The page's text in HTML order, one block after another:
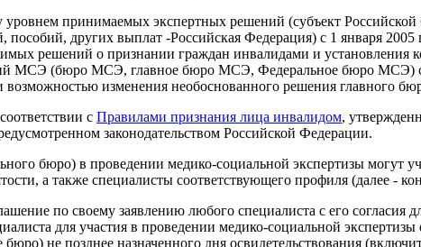
принимаемых экспертных решений (субъект
других выплат -Российская Федерация) с 1 января
решений о признании граждан инвалидами и установления
МСЭ (бюро МСЭ, главное бюро МСЭ, Федеральное бюро
возможностью изменения необоснованного решения
с Правилами признания лица инвалидом,
законодательством Российской Федерации.
бюро) в проведении медико-социальной экспертизы могут
а также специалисты соответствующего профиля (далее -
по своему заявлению любого специалиста с его согласия
для участия в проведении медико-социальной
не позднее назначенного дня освидетельствования